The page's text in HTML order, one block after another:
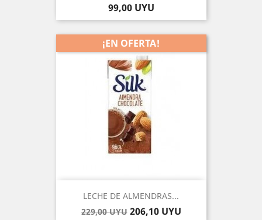
Precio
99,00 UYU
LECHE DE ALMENDRAS...
Precio
229,00 UYU Precio
206,10 UYU
¡EN OFERTA!